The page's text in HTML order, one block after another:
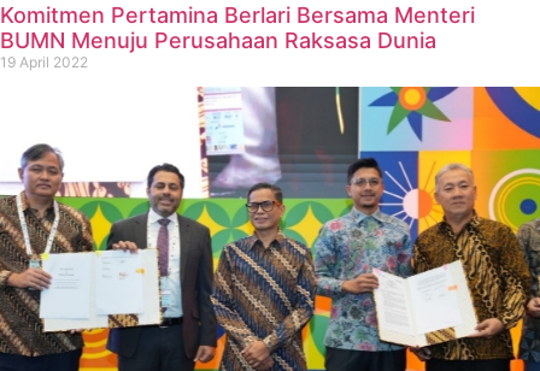
Komitmen Pertamina Berlari Bersama Menteri
BUMN Menuju Perusahaan Raksasa Dunia
19 April 2022